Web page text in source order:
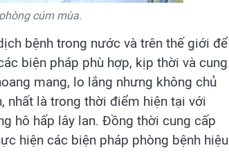
cúm mùa.
bệnh trong nước và trên thế giới để
biện pháp phù hợp, kịp thời và cung
mang, lo lắng nhưng không chủ
nhất là trong thời điểm hiện tại với
hô hấp lây lan. Đồng thời cung cấp
hiện các biện pháp phòng bệnh hiệu